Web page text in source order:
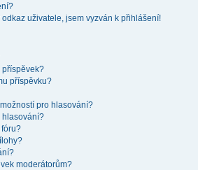
uživatele, jsem vyzván k přihlášení!
příspěvek?
příspěvku?
pro hlasování?
hlasování?
fóru?
moderátorům?